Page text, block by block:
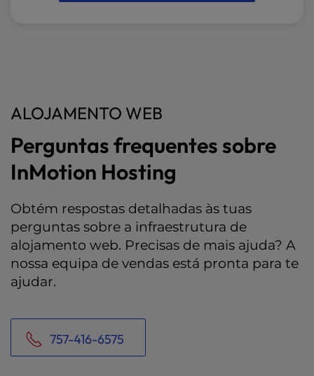
ALOJAMENTO WEB
Perguntas frequentes sobre
InMotion Hosting
Obtém respostas detalhadas às tuas
perguntas sobre a infraestrutura de
alojamento web. Precisas de mais ajuda? A
nossa equipa de vendas está pronta para te
ajudar.
757-416-6575